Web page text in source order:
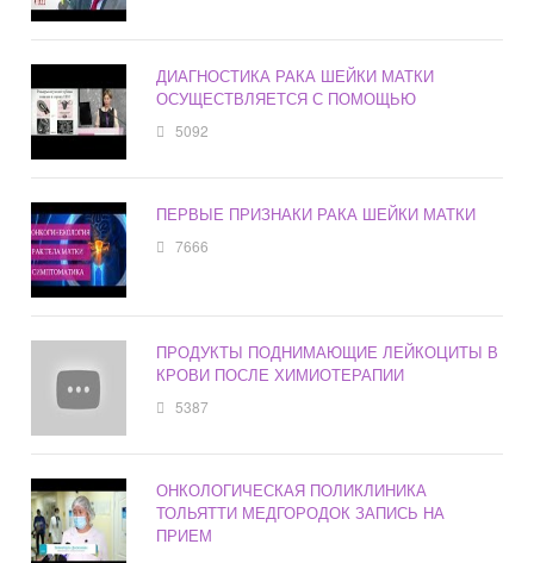
ДИАГНОСТИКА РАКА ШЕЙКИ МАТКИ
ОСУЩЕСТВЛЯЕТСЯ С ПОМОЩЬЮ
5092
ПЕРВЫЕ ПРИЗНАКИ РАКА ШЕЙКИ МАТКИ
7666
ПРОДУКТЫ ПОДНИМАЮЩИЕ ЛЕЙКОЦИТЫ В
КРОВИ ПОСЛЕ ХИМИОТЕРАПИИ
5387
ОНКОЛОГИЧЕСКАЯ ПОЛИКЛИНИКА
ТОЛЬЯТТИ МЕДГОРОДОК ЗАПИСЬ НА
ПРИЕМ